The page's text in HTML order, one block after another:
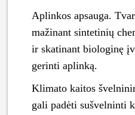
Aplinkos apsauga.
mažinant sintetinių
ir skatinant biologinę
gerinti aplinką.
Klimato kaitos
gali padėti sušvelninti